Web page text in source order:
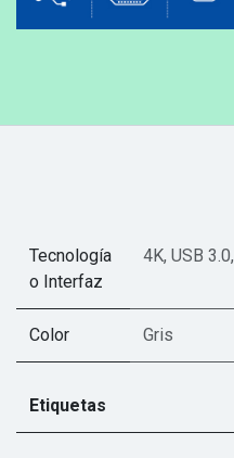
Tecnología
o Interfaz
4K, USB 3.0,
Color Gris
Etiquetas